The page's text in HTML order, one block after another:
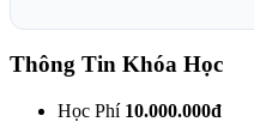
Thông Tin Khóa Học
Học Phí 10.000.000đ